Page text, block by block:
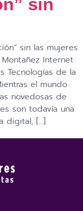
sin las mujeres
Montañez Internet
Tecnologías de la
el mundo
novedosas de
son todavía una
digital, […]